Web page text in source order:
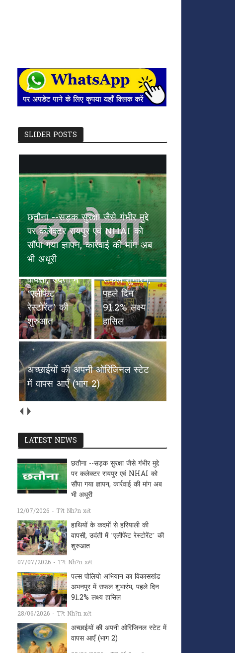
SLIDER POSTS
छतौना --सड़क सुरक्षा जैसे गंभीर मुद्दे
पर कलेक्टर रायपुर एवं NHAI को
सौंपा गया ज्ञापन, कार्रवाई की मांग अब
भी अधूरी
हाथियों के
कदमों से
हरियाली की
वापसी, उदंती में
‘एलीफेंट
रेस्टोरेंट’ की
शुरुआत
पल्स पोलियो
अभियान का
विकासखंड
अभनपुर में
सफल शुभारंभ,
पहले दिन
91.2% लक्ष्य
हासिल
अच्छाईयों की अपनी ओरिजिनल स्टेट
में वापस आएँ (भाग 2)
LATEST NEWS
छतौना --सड़क सुरक्षा जैसे गंभीर मुद्दे
पर कलेक्टर रायपुर एवं NHAI को
सौंपा गया ज्ञापन, कार्रवाई की मांग अब
भी अधूरी
12/07/2026 - T?t Nh?n xét
हाथियों के कदमों से हरियाली की
वापसी, उदंती में ‘एलीफेंट रेस्टोरेंट’ की
शुरुआत
07/07/2026 - T?t Nh?n xét
पल्स पोलियो अभियान का विकासखंड
अभनपुर में सफल शुभारंभ, पहले दिन
91.2% लक्ष्य हासिल
28/06/2026 - T?t Nh?n xét
अच्छाईयों की अपनी ओरिजिनल स्टेट में
वापस आएँ (भाग 2)